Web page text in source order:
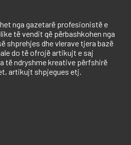
nga gazetarë profesionistë e
të vendit që përbashkohen nga
shprehjes dhe vlerave tjera bazë
do të ofrojë artikujt e saj
të ndryshme kreative përfshirë
artikujt shpjegues etj.